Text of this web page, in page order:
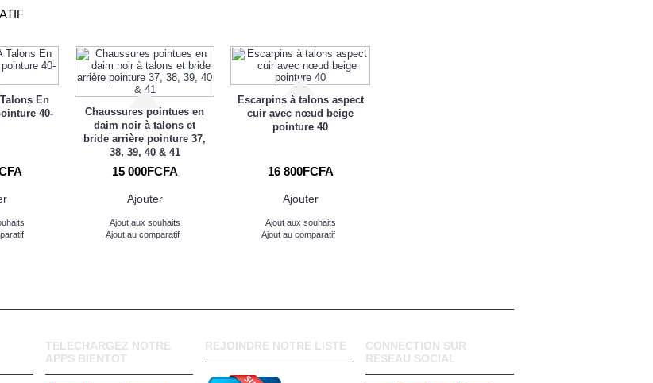
En
40-
Chaussures pointues en
daim noir à talons et
bride arrière pointure 37,
38, 39, 40 & 41
15 000FCFA
Ajouter
Ajout aux souhaits
Ajout au comparatif
Escarpins à talons aspect
cuir avec nœud beige
pointure 40
16 800FCFA
Ajouter
Ajout aux souhaits
Ajout au comparatif
TELECHARGEZ NOTRE
APPS BIENTOT
REJOINDRE NOTRE LISTE
CONNECTION SUR
RESEAU SOCIAL